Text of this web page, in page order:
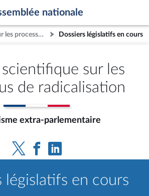
nationale
Conseil scientifique sur les processus de radicalisation Dossiers législatifs en cours
sur les
de radicalisation
extra-parlementaire
législatifs en cours